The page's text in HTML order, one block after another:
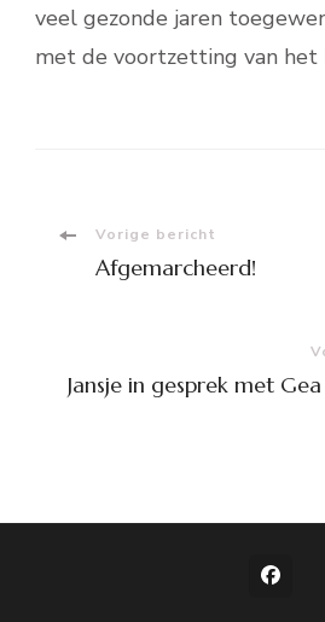
veel gezonde jaren
met de voortzetting van het
Bericht
Vorige bericht
Afgemarcheerd!
Jansje in gesprek met